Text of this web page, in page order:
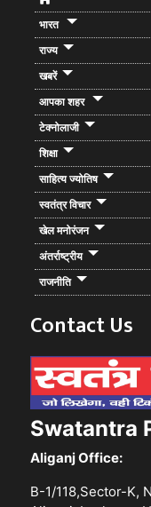
भारत
राज्य
खबरें
आपका शहर
टेक्नोलाजी
शिक्षा
साहित्य ज्योतिष
स्वतंत्र विचार
खेल मनोरंजन
अंतर्राष्ट्रीय
राजनीति
Contact Us
Swatantra
Aliganj Office:
B-1/118,Sector-K,